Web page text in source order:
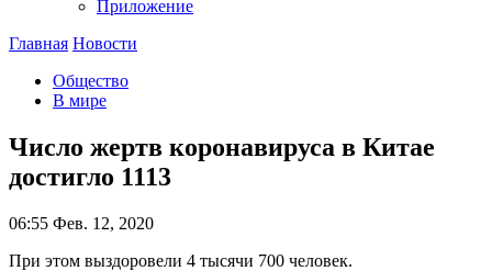
Приложение
Главная Новости
Общество
В мире
Число жертв коронавируса в Китае
достигло 1113
06:55 Фев. 12, 2020
При этом выздоровели 4 тысячи 700 человек.